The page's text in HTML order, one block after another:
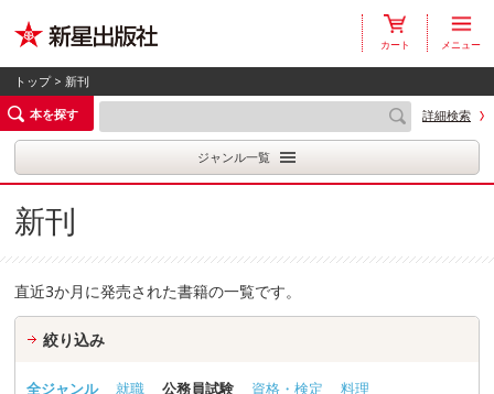
カート メニュー
トップ> 新刊
本を探す
詳細検索
ジャンル一覧
新刊
直近3か月に発売された書籍の一覧です。
絞り込み
全ジャンル 就職 公務員試験 資格・検定
料理